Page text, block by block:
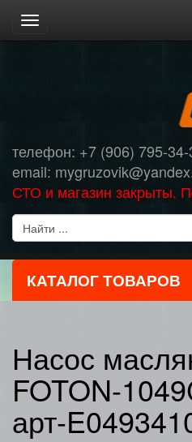
Toggle
navigation
телефон: +7 (906) 795-
email:
СТО и магазин закрыты.
КАТАЛОГ ТОВАРОВ
Насос
FOTON-
арт-